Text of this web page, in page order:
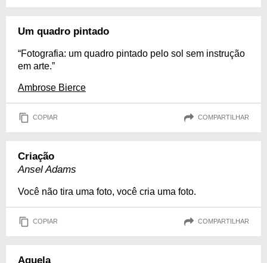
Um quadro pintado
“Fotografia: um quadro pintado pelo sol sem instrução
em arte.”
Ambrose Bierce
COPIAR COMPARTILHAR
Criação
Ansel Adams
Você não tira uma foto, você cria uma foto.
COPIAR COMPARTILHAR
Aquela